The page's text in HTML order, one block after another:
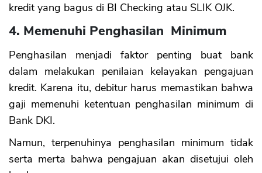
kredit yang bagus di BI Checking atau SLIK OJK.
4. Memenuhi Penghasilan Minimum
Penghasilan menjadi faktor penting buat bank
dalam melakukan penilaian kelayakan pengajuan
kredit. Karena itu, debitur harus memastikan bahwa
gaji memenuhi ketentuan penghasilan minimum di
Bank DKI.
Namun, terpenuhinya penghasilan minimum tidak
serta merta bahwa pengajuan akan disetujui oleh